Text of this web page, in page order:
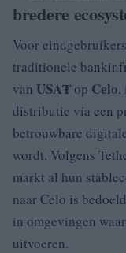
bredere
Voor
traditionele
van USA₮op Celo,
distributie via een
betrouwbare
wordt. Volgens
markt al hun
naar Celo is
in omgevingen
uitvoeren.